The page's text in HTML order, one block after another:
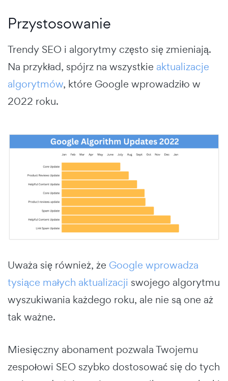
Przystosowanie
Trendy SEO i algorytmy często się zmieniają.
Na przykład, spójrz na wszystkie aktualizacje
algorytmów, które Google wprowadziło w
2022 roku.
Uważa się również, że Google wprowadza
tysiące małych aktualizacji swojego algorytmu
wyszukiwania każdego roku, ale nie są one aż
tak ważne.
Miesięczny abonament pozwala Twojemu
zespołowi SEO szybko dostosować się do tych